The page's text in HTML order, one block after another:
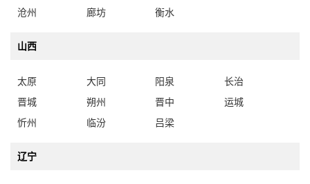
沧州
廊坊 衡水
山西
太原 大同 阳泉
长治
晋城
朔州 晋中
运城
忻州
临汾 吕梁
辽宁